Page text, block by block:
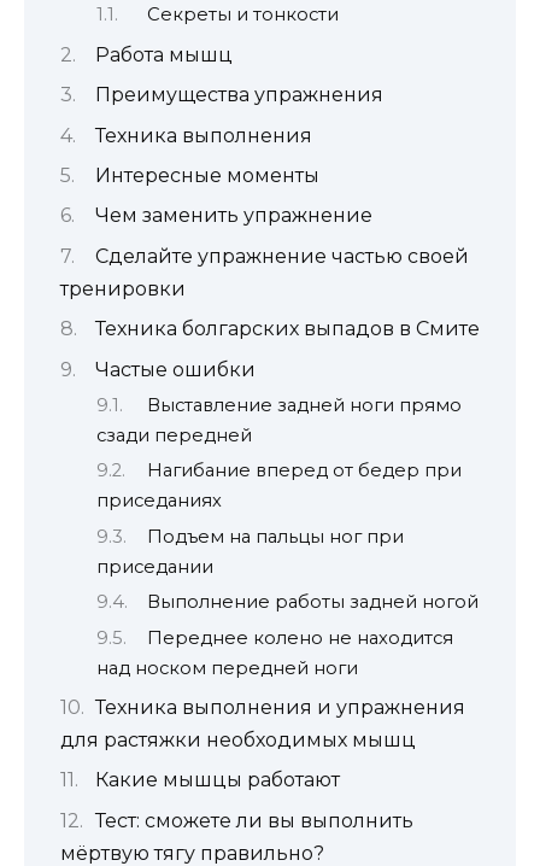
Секреты и тонкости
Работа мышц
Преимущества упражнения
Техника выполнения
Интересные моменты
Чем заменить упражнение
Сделайте упражнение частью своей
тренировки
Техника болгарских выпадов в Смите
Частые ошибки
Выставление задней ноги прямо
сзади передней
Нагибание вперед от бедер при
приседаниях
Подъем на пальцы ног при
приседании
Выполнение работы задней ногой
Переднее колено не находится
над носком передней ноги
Техника выполнения и упражнения
для растяжки необходимых мышц
Какие мышцы работают
Тест: сможете ли вы выполнить
мёртвую тягу правильно?